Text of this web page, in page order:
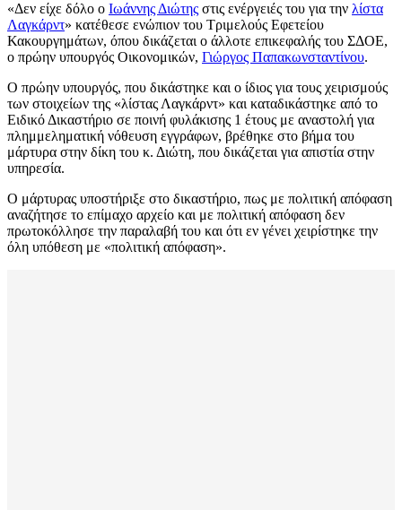
«Δεν είχε δόλο ο Ιωάννης Διώτης στις ενέργειές του για την λίστα
Λαγκάρντ» κατέθεσε ενώπιον του Τριμελούς Εφετείου
Κακουργημάτων, όπου δικάζεται ο άλλοτε επικεφαλής του ΣΔΟΕ,
ο πρώην υπουργός Οικονομικών, Γιώργος Παπακωνσταντίνου.
Ο πρώην υπουργός, που δικάστηκε και ο ίδιος για τους χειρισμούς
των στοιχείων της «λίστας Λαγκάρντ» και καταδικάστηκε από το
Ειδικό Δικαστήριο σε ποινή φυλάκισης 1 έτους με αναστολή για
πλημμεληματική νόθευση εγγράφων, βρέθηκε στο βήμα του
μάρτυρα στην δίκη του κ. Διώτη, που δικάζεται για απιστία στην
υπηρεσία.
Ο μάρτυρας υποστήριξε στο δικαστήριο, πως με πολιτική απόφαση
αναζήτησε το επίμαχο αρχείο και με πολιτική απόφαση δεν
πρωτοκόλλησε την παραλαβή του και ότι εν γένει χειρίστηκε την
όλη υπόθεση με «πολιτική απόφαση».